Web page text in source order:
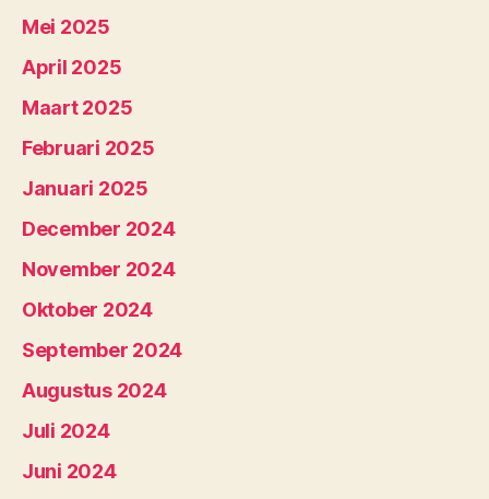
Mei 2025
April 2025
Maart 2025
Februari 2025
Januari 2025
December 2024
November 2024
Oktober 2024
September 2024
Augustus 2024
Juli 2024
Juni 2024